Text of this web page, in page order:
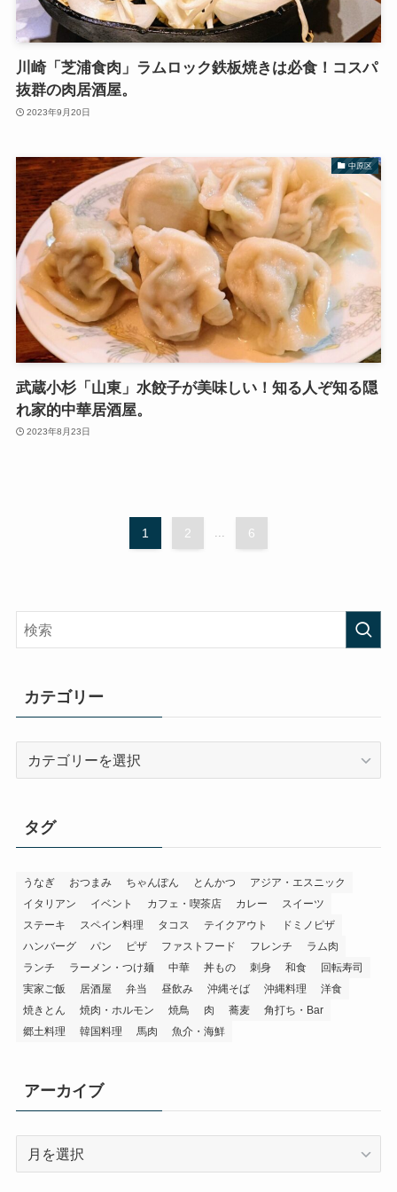
川崎「芝浦食肉」ラムロック鉄板焼きは必食！コスパ
抜群の肉居酒屋。
2023年9月20日
中原区
武蔵小杉「山東」水餃子が美味しい！知る人ぞ知る隠
れ家的中華居酒屋。
2023年8月23日
1 2 6
カテゴリー
ー
タグ
うなぎ おつまみ ちゃんぽん とんかつ
アジア・エスニック
イタリアン
イベント カフェ・喫茶店 カレー
スイーツ
ステーキ
スペイン料理 タコス テイクアウト
ドミノピザ
ハンバーグ
パン ピザ ファストフード フレンチ
ラム肉
ランチ
ラーメン・つけ麺 中華 丼もの 刺身 和食
回転寿司
実家ご飯
居酒屋 弁当 昼飲み 沖縄そば 沖縄料理
洋食
焼きとん
焼肉・ホルモン 焼鳥 肉 蕎麦
角打ち・Bar
郷土料理
韓国料理 馬肉 魚介・海鮮
アーカイブ